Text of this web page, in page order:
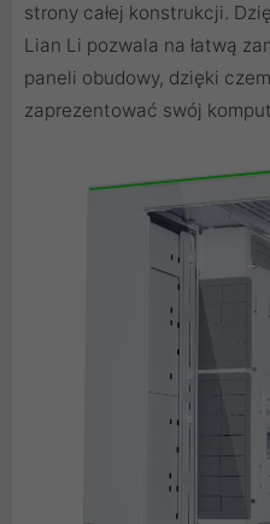
strony całej konstrukcji.
Lian Li pozwala na łatwą
paneli obudowy, dzięki
zaprezentować swój